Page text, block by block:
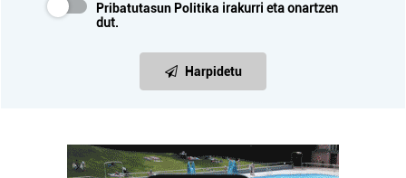
Pribatutasun Politika irakurri eta onartzen
dut.
Harpidetu